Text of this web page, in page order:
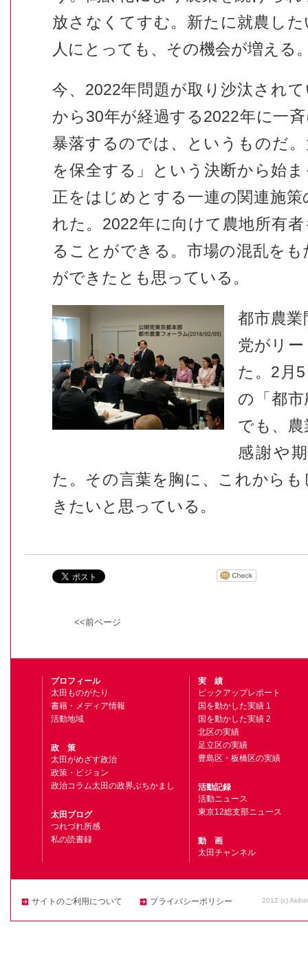
放さなくてすむ。新たに就農し
人にとっても、その機会が増える
今、2022年問題が取り沙汰され
から30年が経過する2022年に一
暴落するのでは、というものだ
を保全する」という決断から始
正をはじめとする一連の関連施
れた。2022年に向けて農地所有
ることができる。市場の混乱を
ができたとも思っている。
都市農
党がリ
た。2月
の「都
でも、
感謝や
た。その言葉を胸に、これから
きたいと思っている。
<<前ページ
プロフィール
太田ものがたり
書籍・メディア情報
活動地域
政 策
太田がめざす政治
政策・ビジョン
政治コラム太田の政界ぶちかまし
太田ブログ
つれづれ所感
私の読書録
実 績
ピックアップレポート
国を動かした実績 1
国を動かした実績 2
北区の実績
足立区の実績
豊島区・板橋区の実績
活動記録
活動ニュース
東京12総支部ニュース
動 画
太田チャンネル
サイトのご利用について プライバシーポリシー 2012 (c)